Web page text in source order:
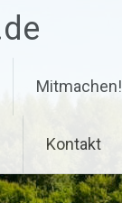
Mitmachen!
Kontakt